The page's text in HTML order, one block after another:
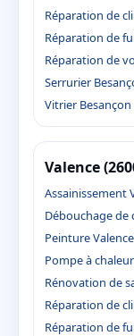
Réparation de
Réparation de
Réparation de
Serrurier
Vitrier Besançon
Valence
Assainissement
Débouchage de
Peinture Valence
Pompe à
Rénovation de
Réparation de
Réparation de